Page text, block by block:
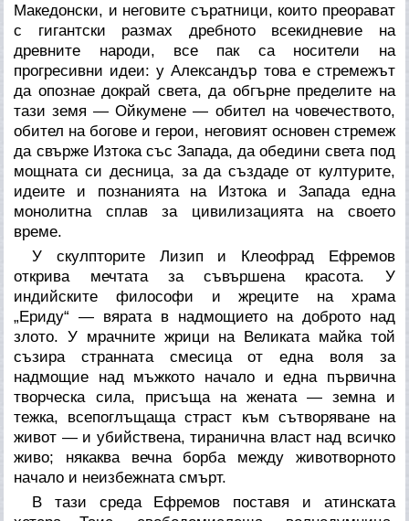
Македонски, и неговите съратници, които преорават
с гигантски размах дребното всекидневие на
древните народи, все пак са носители на
прогресивни идеи: у Александър това е стремежът
да опознае докрай света, да обгърне пределите на
тази земя — Ойкумене — обител на човечеството,
обител на богове и герои, неговият основен стремеж
да свърже Изтока със Запада, да обедини света под
мощната си десница, за да създаде от културите,
идеите и познанията на Изтока и Запада една
монолитна сплав за цивилизацията на своето
време.
У скулпторите Лизип и Клеофрад Ефремов
открива мечтата за съвършена красота. У
индийските философи и жреците на храма
„Ериду“ — вярата в надмощието на доброто над
злото. У мрачните жрици на Великата майка той
съзира странната смесица от една воля за
надмощие над мъжкото начало и една първична
творческа сила, присъща на жената — земна и
тежка, всепоглъщаща страст към сътворяване на
живот — и убийствена, тиранична власт над всичко
живо; някаква вечна борба между животворното
начало и неизбежната смърт.
В тази среда Ефремов поставя и атинската